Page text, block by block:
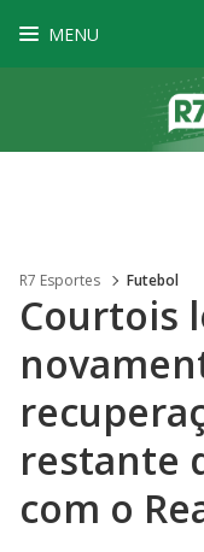
MENU
R7 Esportes Futebol
Courtois
restante
com o